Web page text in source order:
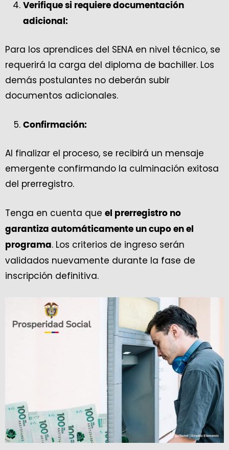
Verifique si requiere documentación
adicional:
Para los aprendices del SENA en nivel técnico, se
requerirá la carga del diploma de bachiller. Los
demás postulantes no deberán subir
documentos adicionales.
Confirmación:
Al finalizar el proceso, se recibirá un mensaje
emergente confirmando la culminación exitosa
del prerregistro.
Tenga en cuenta que el prerregistro no
garantiza automáticamente un cupo en el
programa. Los criterios de ingreso serán
validados nuevamente durante la fase de
inscripción definitiva.